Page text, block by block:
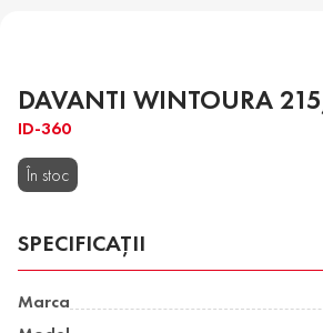
DAVANTI WINTOURA
ID-360
În stoc
SPECIFICAȚII
Marca